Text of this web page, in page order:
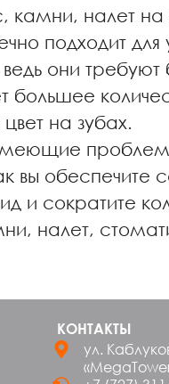
камни, налет на
подходит
ведь они
большее
на зубах.
проблем
вы обеспечите
и сократите
налет,
КОНТАКТЫ
ул.